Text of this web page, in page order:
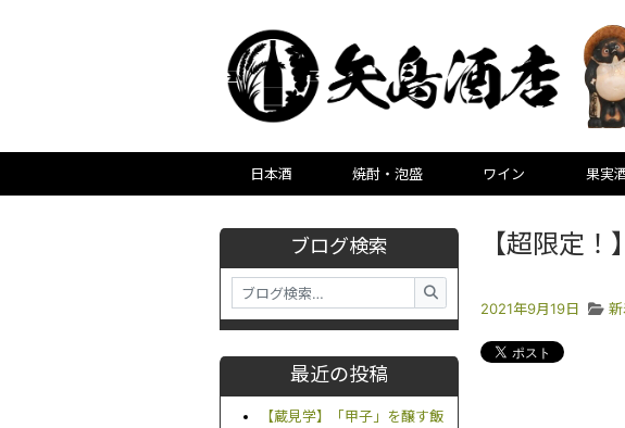
日本酒 焼酎・泡盛 ワイン 果実
ブログ検索
最近の投稿
【蔵見学】「甲子」を醸す飯
【超限定
2021年9月19日